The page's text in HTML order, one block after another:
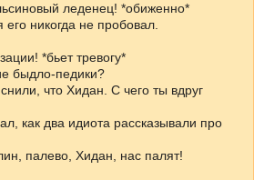
леденец! *обиженно*
никогда не пробовал.
*бьет тревогу*
быдло-педики?
что Хидан. С чего ты вдруг
как два идиота рассказывали про
палево, Хидан, нас палят!